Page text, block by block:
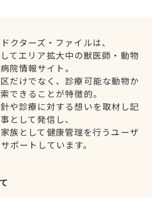
クターズ・ファイルは、
てエリア拡大中の獣医師・動物
病院情報サイト。
だけでなく、診療可能な動物か
できることが特徴的。
や診療に対する想いを取材し記
事として発信し、
族として健康管理を行うユーザ
ポートしています。